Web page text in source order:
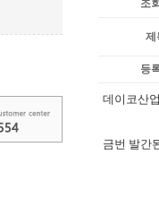
조
제
등
데이코산
금번 발간